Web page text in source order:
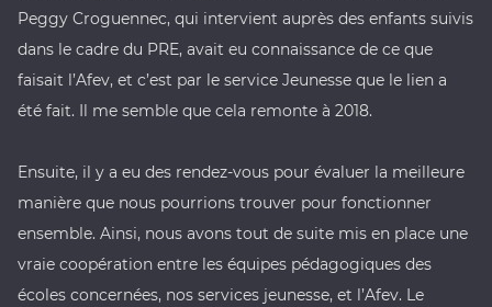
Peggy Croguennec, qui intervient auprès des enfants suivis
dans le cadre du PRE, avait eu connaissance de ce que
faisait l’Afev, et c’est par le service Jeunesse que le lien a
été fait. Il me semble que cela remonte à 2018.
Ensuite, il y a eu des rendez-vous pour évaluer la meilleure
manière que nous pourrions trouver pour fonctionner
ensemble. Ainsi, nous avons tout de suite mis en place une
vraie coopération entre les équipes pédagogiques des
écoles concernées, nos services jeunesse, et l’Afev. Le